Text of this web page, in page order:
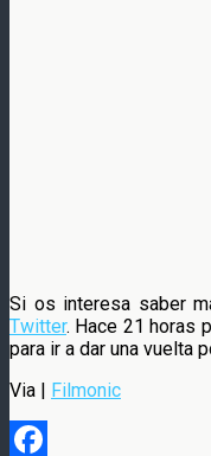
Si os interesa saber
Twitter. Hace 21 horas
para ir a dar una vuelta
Via | Filmonic